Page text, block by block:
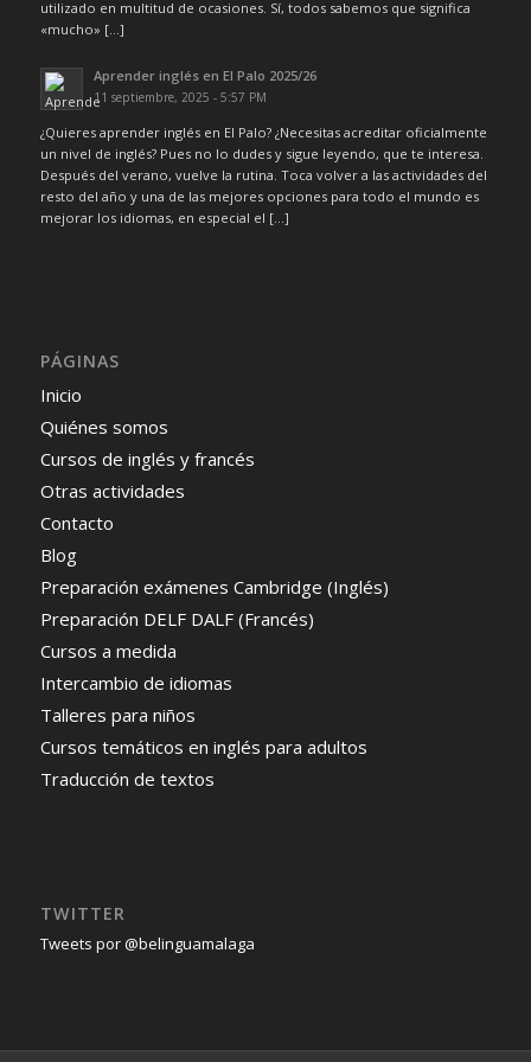
utilizado en multitud de ocasiones. Sí, todos sabemos que significa
«mucho» […]
Aprender inglés en El Palo 2025/26
11 septiembre, 2025 - 5:57 PM
¿Quieres aprender inglés en El Palo? ¿Necesitas acreditar oficialmente
un nivel de inglés? Pues no lo dudes y sigue leyendo, que te interesa.
Después del verano, vuelve la rutina. Toca volver a las actividades del
resto del año y una de las mejores opciones para todo el mundo es
mejorar los idiomas, en especial el […]
PÁGINAS
Inicio
Quiénes somos
Cursos de inglés y francés
Otras actividades
Contacto
Blog
Preparación exámenes Cambridge (Inglés)
Preparación DELF DALF (Francés)
Cursos a medida
Intercambio de idiomas
Talleres para niños
Cursos temáticos en inglés para adultos
Traducción de textos
TWITTER
Tweets por @belinguamalaga